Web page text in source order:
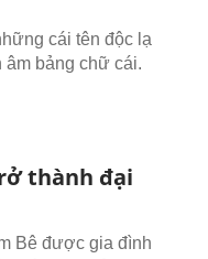
cái tên độc lạ
âm bảng chữ cái.
thành đại
Bê được gia đình